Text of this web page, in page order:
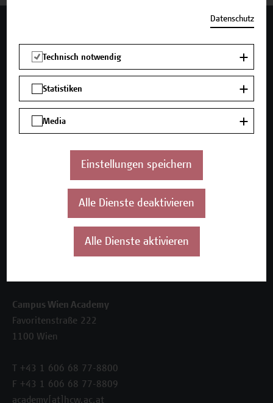
Unser Angebot
Seminare und Zertifikatsprogramme
Inhouse-Weiterbildung
Referenzen und Partner*innen
Campus Wien Academy
Favoritenstraße 222
1100 Wien
T +43 1 606 68 77-8800
F +43 1 606 68 77-8809
academy[at]hcw.ac.at
Datenschutz
Technisch notwendig
Statistiken
Media
Einstellungen speichern
Alle Dienste deaktivieren
Alle Dienste aktivieren